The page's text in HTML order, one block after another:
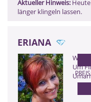
Aktueller Hinweis:
länger klingeln lassen.
ERIANA
Wir
Um